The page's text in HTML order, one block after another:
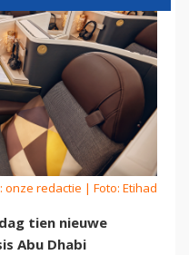
onze redactie | Foto: Etihad
tien nieuwe
Abu Dhabi